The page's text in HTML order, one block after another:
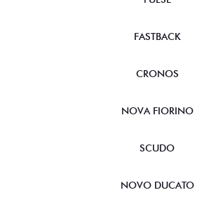
FASTBACK
CRONOS
NOVA FIORINO
SCUDO
NOVO DUCATO